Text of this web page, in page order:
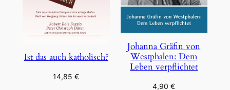
Ist das auch katholisch?
14,85€
Johanna Gräfin von
Westphalen: Dem
Leben verpflichtet
4,90€